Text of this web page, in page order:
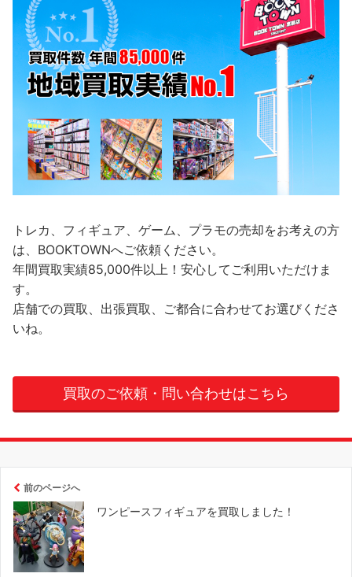
トレカ、フィギュア、ゲーム、プラモの売却をお考えの方
は、BOOKTOWNへご依頼ください。
年間買取実績85,000件以上！安心してご利用いただけま
す。
店舗での買取、出張買取、ご都合に合わせてお選びくださ
いね。
買取のご依頼・問い合わせはこちら
前のページへ
ワンピースフィギュアを買取しました！